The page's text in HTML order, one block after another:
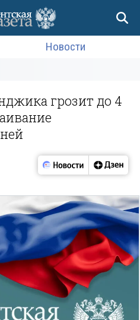
Новости
грозит до 4